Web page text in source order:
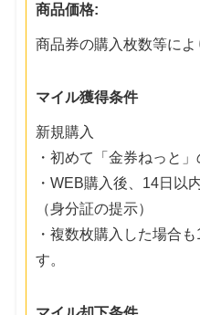
商品価格:
商品券の購入枚数等によ
マイル獲得条件
新規購入
・初めて「金券ねっと
・WEB購入後、14日以
（身分証の提示）
・複数枚購入した場合
す。